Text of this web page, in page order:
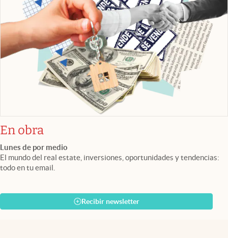
En obra
Lunes de por medio
El mundo del real estate, inversiones, oportunidades y tendencias:
todo en tu email.
Recibir newsletter